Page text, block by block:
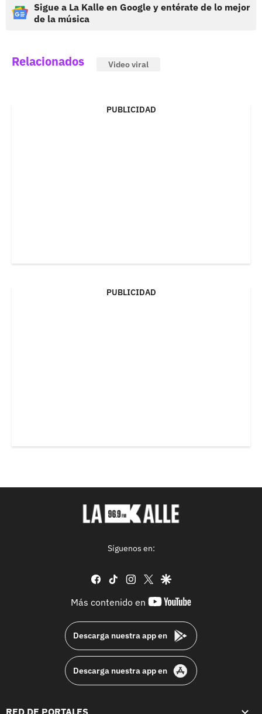
Sigue a La Kalle en Google y entérate de lo mejor
de la música
Relacionados Video viral
PUBLICIDAD
PUBLICIDAD
Síguenos en:
facebook
tiktok instagram
twittergoogle
Más contenido en
youtube-
Descarga nuestra app en
Descarga nuestra app en